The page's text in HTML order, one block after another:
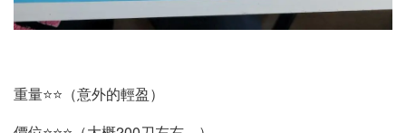
重量⭐️⭐️（意外的輕盈）